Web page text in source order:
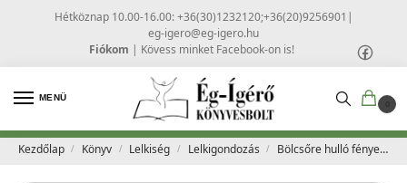
Hétköznap 10.00-16.00: +36(30)1232120;+36(20)9256901 |
eg-igero@eg-igero.hu
Fiókom | Kövess minket Facebook-on is!
MENÜ
0
Kezdőlap / Könyv / Lelkiség / Lelkigondozás / Bölcsőre hulló fények és árnyak – Lisbeth Burger